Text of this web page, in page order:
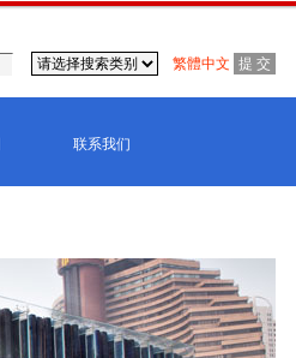
繁體中文
联系我们